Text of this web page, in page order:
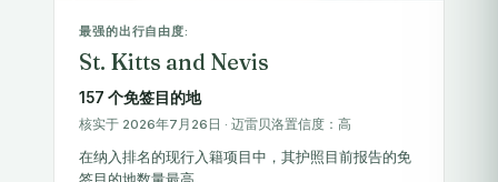
最强的出行自由度:
St. Kitts and Nevis
157 个免签目的地
核实于 2026年7月26日 · 迈雷贝洛置信度：高
在纳入排名的现行入籍项目中，其护照目前报告的免